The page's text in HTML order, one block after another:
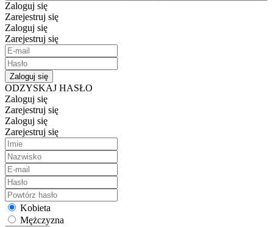
Zaloguj się
Zarejestruj się
Zaloguj się
Zarejestruj się
Zaloguj się
ODZYSKAJ HASŁO
Zaloguj się
Zarejestruj się
Zaloguj się
Zarejestruj się
Kobieta
Mężczyzna